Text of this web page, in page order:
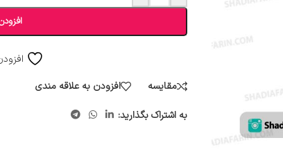
مقایسه
افزودن به علاقه مندی
به اشتراک بگذارید: